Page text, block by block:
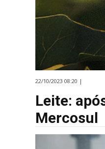
22/10/2023 08:20 |
Leite:
Mercosul